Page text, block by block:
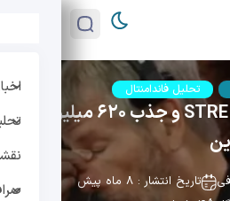
تحلیل فاندامنتال
مایکرواستراتژی: عرضه STRE و جذب ۶۲۰ میلیون
تاریخ انتشار : 8 ماه پیش